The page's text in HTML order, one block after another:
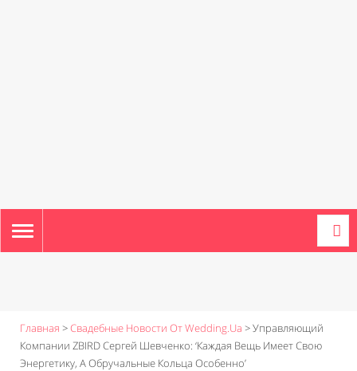
TOGGLE
NAVIGATION
Главная >Свадебные Новости От Wedding.ua >Управляющий
Компании ZBIRD Сергей Шевченко: ‘Каждая Вещь Имеет Свою
Энергетику, А Обручальные Кольца Особенно’